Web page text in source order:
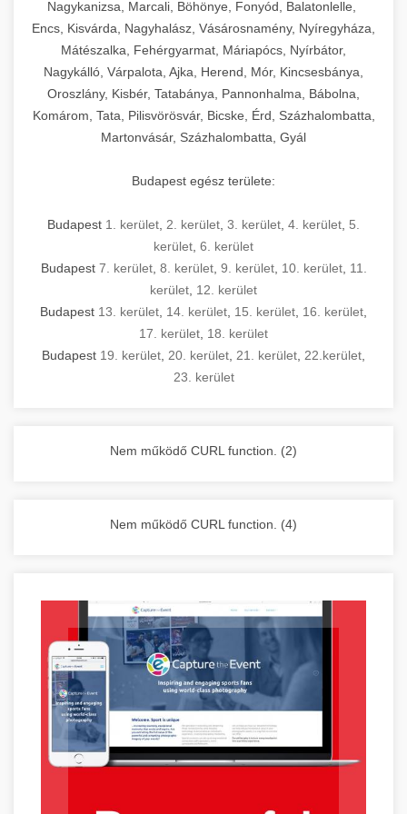
Ipari sütők és gőzpárolók katalógusa -
chef-iparikonyhagepek.hu
berendezések
használatot, miközben megfelel az összes
higiéniai előírásnak.
Ipari hűtőberendezések széles
választéka - chef-iparikonyhagepek.hu
kereskedelmi hűtőegység és hűtőkamra rendszerek
hőmérsékletet és vízminőséget figyelő
rendszerekkel, valamint energiatakarékos
technológiával rendelkeznek. A rozsdamentes
acél konstrukció és a könnyen hozzáférhető
karbantartási pontok biztosítják a hosszú
élettartamot és az egyszerű üzemeltetést.
Ipari mosogatógépek teljes kínálata -
kereskedelmi mosogatógép és tisztítóberendezések
tisztíthatók, szétszerelhetők és karbantarthatók,
megfelelnek az összes élelmiszer-biztonsági
előírásnak. Különböző teljesítményű modellek
állnak rendelkezésre asztali és állványos
kivitelben, az egyedi igények és a
feldolgozandó mennyiségek függvényében.
Biztonságos kezelést biztosító védőburkolatok
számára.
Sajtreszelő gépek szakmai választéka -
chef-iparikonyhagepek.hu
kereskedelmi sajtreszelő és aprítógépek
berendezést magában foglal, amely szükséges
egy modern, hatékonyan működő
kereskedelmi konyha komplett felszereléséhez
és működtetéséhez. Az alapvető
főzőberendezésektől (tűzhelyek, sütők,
grillsütők, frittőzök) kezdve a speciális
feldolgozógépeken (szeletelők, aprítók,
kiegészítő eszközökig mindent egy helyen
megtalál. Szakértő tanácsadóink segítenek a
megfelelő berendezések kiválasztásában, a
konyha optimális elrendezésének
megtervezésében, valamint a telepítés és az
üzembe helyezés koordinálásában. Hosszú távú
garancia, gyors szerviz és folyamatos műszaki
támogatás biztosítja az Ön nyugalmát és
Nagykonyhai berendezések komplett
Nagykanizsa, Marcali, Böhönye, Fonyód, Balatonlelle,
Encs, Kisvárda, Nagyhalász, Vásárosnamény, Nyíregyháza,
Mátészalka, Fehérgyarmat, Máriapócs, Nyírbátor,
Nagykálló, Várpalota, Ajka, Herend, Mór, Kincsesbánya,
Oroszlány, Kisbér, Tatabánya, Pannonhalma, Bábolna,
Komárom, Tata, Pilisvörösvár, Bicske, Érd, Százhalombatta,
Martonvásár, Százhalombatta, Gyál
Budapest egész területe:
Budapest 1. kerület 2. kerület 3. kerület 4. kerület 5.
kerület 6. kerület
Budapest 7. kerület, 8. kerület, 9. kerület, 10. kerület, 11.
kerület 12. kerület
Budapest 13. kerület 14. kerület 15. kerület 16. kerület
17. kerület 18. kerület
Budapest 19. kerület 20. kerület 21. kerület 22.kerület
23. kerület
Nem működő CURL function. (2)
Nem működő CURL function. (4)